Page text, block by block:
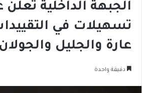
الجبهة الداخلية تعلن
تسهيلات في
عارة والجليل والجولان
دقيقة واحدة